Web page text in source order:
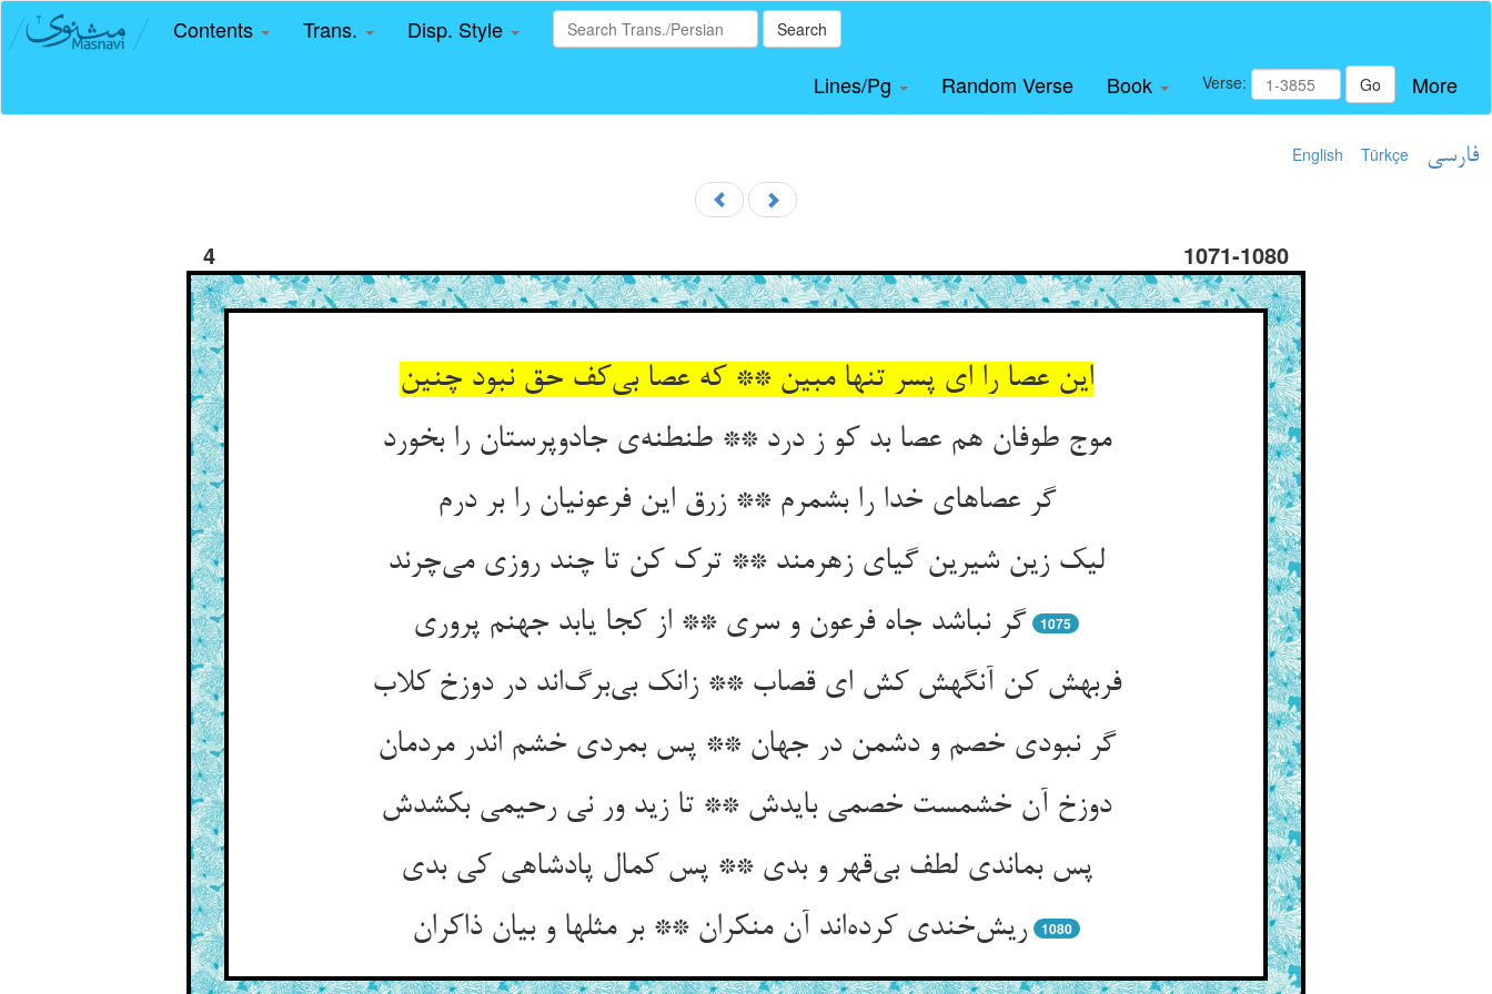
Contents Trans. Disp. Style Search
Lines/Pg Random Verse Book Verse: Go More
English Türkçe فارسی
4 1071-1080
این عصا را ای پسر تنها مبین ** که عصا بی‌کف حق نبود چنین
موج طوفان هم عصا بد کو ز درد ** طنطنه‌ی جادوپرستان را بخورد
گر عصاهای خدا را بشمرم ** زرق این فرعونیان را بر درم
لیک زین شیرین گیای زهرمند ** ترک کن تا چند روزی می‌چرند
گر نباشد جاه فرعون و سری ** از کجا یابد جهنم پروری
1075
فربهش کن آنگهش کش ای قصاب ** زانک بی‌برگ‌اند در دوزخ کلاب
گر نبودی خصم و دشمن در جهان ** پس بمردی خشم اندر مردمان
دوزخ آن خشمست خصمی بایدش ** تا زید ور نی رحیمی بکشدش
پس بماندی لطف بی‌قهر و بدی ** پس کمال پادشاهی کی بدی
ریش‌خندی کرده‌اند آن منکران ** بر مثلها و بیان ذاکران
1080